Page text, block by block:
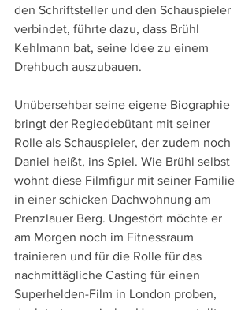
den Schriftsteller und den Schauspieler
verbindet, führte dazu, dass Brühl
Kehlmann bat, seine Idee zu einem
Drehbuch auszubauen.
Unübersehbar seine eigene Biographie
bringt der Regiedebütant mit seiner
Rolle als Schauspieler, der zudem noch
Daniel heißt, ins Spiel. Wie Brühl selbst
wohnt diese Filmfigur mit seiner Familie
in einer schicken Dachwohnung am
Prenzlauer Berg. Ungestört möchte er
am Morgen noch im Fitnessraum
trainieren und für die Rolle für das
nachmittägliche Casting für einen
Superhelden-Film in London proben,